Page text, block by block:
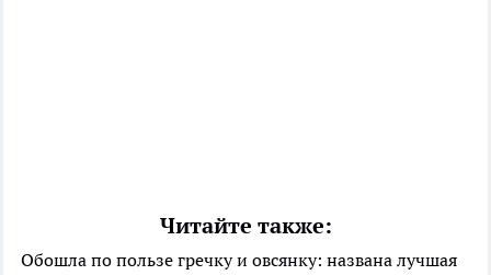
Читайте также:
Обошла по пользе гречку и овсянку: названа лучшая